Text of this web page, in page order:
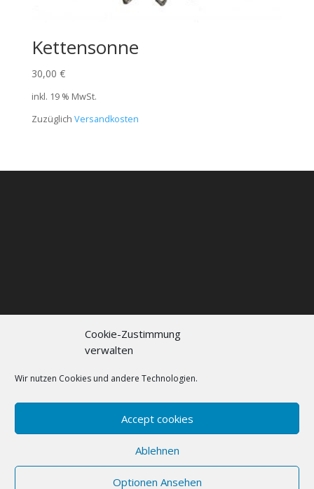
Cookie-Zustimmung
verwalten
Wir nutzen Cookies und andere Technologien.
Accept cookies
Ablehnen
Optionen Ansehen
Kettensonne
30,00 €
inkl. 19 % MwSt.
Zuzüglich Versandkosten
Kontakt
Datenschutzerklärung
Cookie policy (EU)
Elegant Themes
WordPress